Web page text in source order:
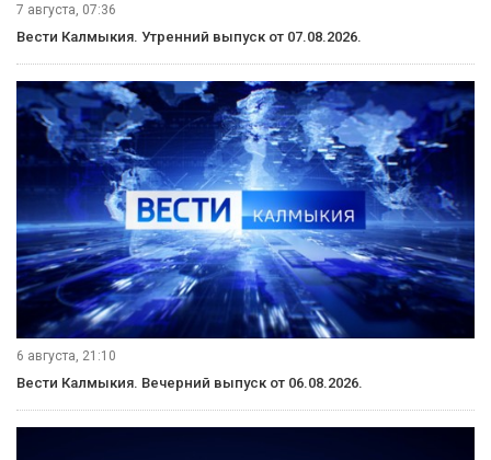
7 августа, 07:36
Вести Калмыкия. Утренний выпуск от 07.08.2026.
6 августа, 21:10
Вести Калмыкия. Вечерний выпуск от 06.08.2026.